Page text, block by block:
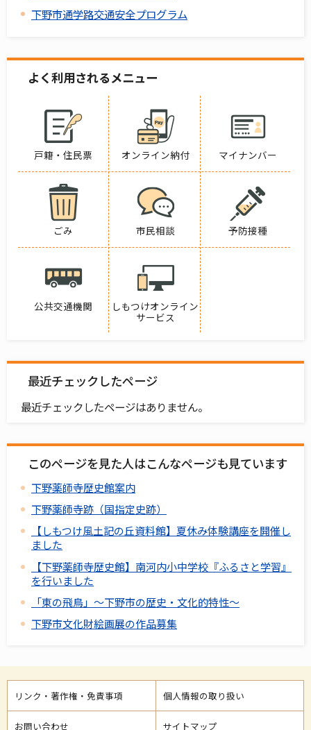
下野市通学路交通安全プログラム
よく利用されるメニュー
戸籍・住民票 オンライン納付 マイナンバー
ごみ 市民相談 予防接種
公共交通機関
しもつけオンライン
サービス
最近チェックしたページ
最近チェックしたページはありません。
このページを見た人はこんなページも見ています
下野薬師寺歴史館案内
下野薬師寺跡（国指定史跡）
【しもつけ風土記の丘資料館】夏休み体験講座を開催し
ました
【下野薬師寺歴史館】南河内小中学校『ふるさと学習』
を行いました
「東の飛鳥」～下野市の歴史・文化的特性～
下野市文化財絵画展の作品募集
リンク・著作権・免責事項 個人情報の取り扱い
お問い合わせ サイトマップ